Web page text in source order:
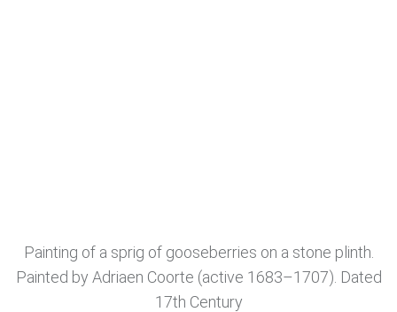
Painting of a sprig of gooseberries on a stone plinth.
Painted by Adriaen Coorte (active 1683–1707). Dated
17th Century